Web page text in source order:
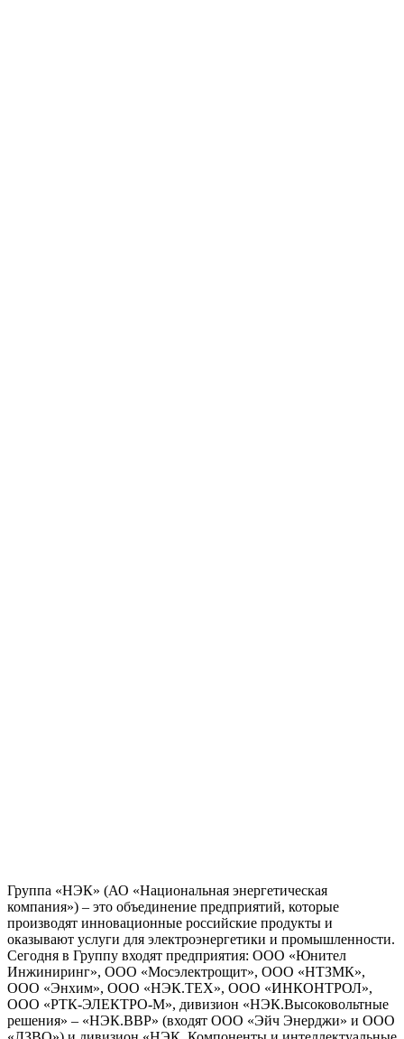
Группа «НЭК» (АО «Национальная энергетическая
компания») – это объединение предприятий, которые
производят инновационные российские продукты и
оказывают услуги для электроэнергетики и промышленности.
Сегодня в Группу входят предприятия: ООО «Юнител
Инжиниринг», ООО «Мосэлектрощит», ООО «НТЗМК»,
ООО «Энхим», ООО «НЭК.ТЕХ», ООО «ИНКОНТРОЛ»,
ООО «РТК-ЭЛЕКТРО-М», дивизион «НЭК.Высоковольтные
решения» – «НЭК.ВВР» (входят ООО «Эйч Энерджи» и ООО